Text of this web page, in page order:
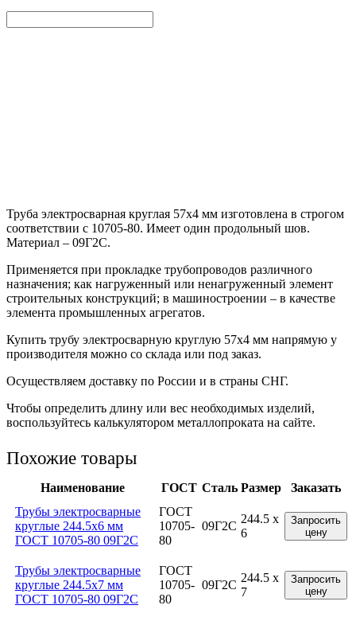
Труба электросварная круглая 57х4 мм изготовлена в строгом
соответствии с 10705-80. Имеет один продольный шов.
Материал – 09Г2С.
Применяется при прокладке трубопроводов различного
назначения; как нагруженный или ненагруженный элемент
строительных конструкций; в машиностроении – в качестве
элемента промышленных агрегатов.
Купить трубу электросварную круглую 57х4 мм напрямую у
производителя можно со склада или под заказ.
Осуществляем доставку по России и в страны СНГ.
Чтобы определить длину или вес необходимых изделий,
воспользуйтесь калькулятором металлопроката на сайте.
Похожие товары
Наименование ГОСТ Сталь Размер
Заказать
Трубы электросварные
круглые 244.5x6 мм
ГОСТ 10705-80 09Г2С
ГОСТ
10705-
80
09Г2С
244.5 x
6
Запросить
цену
Трубы электросварные
круглые 244.5x7 мм
ГОСТ 10705-80 09Г2С
ГОСТ
10705-
80
09Г2С
244.5 x
7
Запросить
цену